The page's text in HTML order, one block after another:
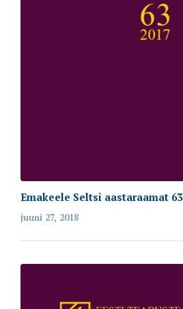
Emakeele Seltsi aastaraamat 63
juuni 27, 2018